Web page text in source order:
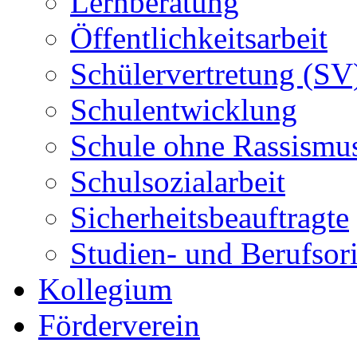
Öffentlichkeitsarbeit
Schülervertretung
Schulentwicklung
Schule ohne
Schulsozialarbeit
Sicherheitsbeauftragte
Studien- und
Kollegium
Förderverein